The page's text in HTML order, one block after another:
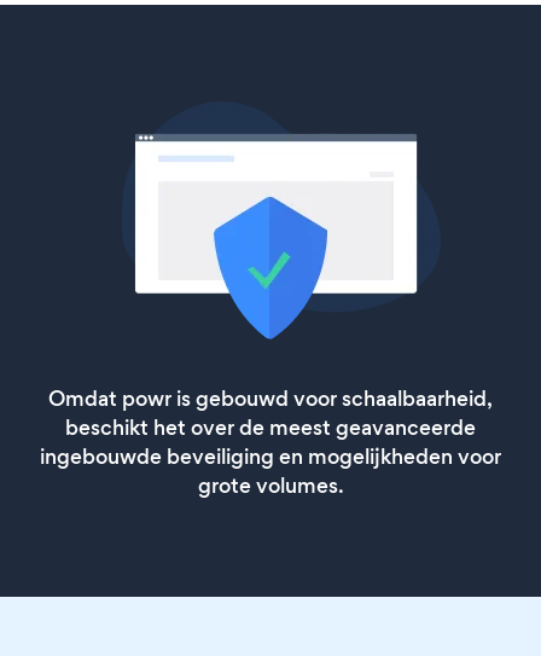
Omdat powr is gebouwd voor schaalbaarheid,
beschikt het over de meest geavanceerde
ingebouwde beveiliging en mogelijkheden voor
grote volumes.